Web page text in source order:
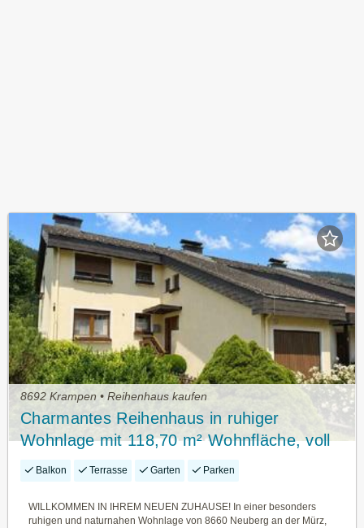
8692 Krampen • Reihenhaus kaufen
Charmantes Reihenhaus in ruhiger
Wohnlage mit 118,70 m² Wohnfläche, voll
unterkellert, incl. Garage und traumhaftem
Balkon Terrasse Garten Parken
WILLKOMMEN IN IHREM NEUEN ZUHAUSE! In einer besonders
ruhigen und naturnahen Wohnlage von 8660 Neuberg an der Mürz,